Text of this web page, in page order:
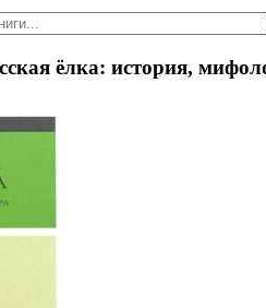
ёлка: история,